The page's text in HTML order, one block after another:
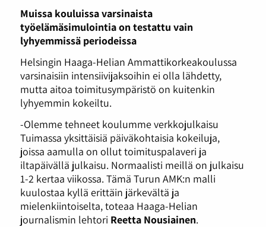
Muissa kouluissa varsinaista
työelämäsimulointia on testattu vain
lyhyemmissä periodeissa
Helsingin Haaga-Helian Ammattikorkeakoulussa
varsinaisiin intensiivijaksoihin ei olla lähdetty,
mutta aitoa toimitusympäristö on kuitenkin
lyhyemmin kokeiltu.
-Olemme tehneet koulumme verkkojulkaisu
Tuimassa yksittäisiä päiväkohtaisia kokeiluja,
joissa aamulla on ollut toimituspalaveri ja
iltapäivällä julkaisu. Normaalisti meillä on julkaisu
1-2 kertaa viikossa. Tämä Turun AMK:n malli
kuulostaa kyllä erittäin järkevältä ja
mielenkiintoiselta, toteaa Haaga-Helian
journalismin lehtori Reetta Nousiainen.